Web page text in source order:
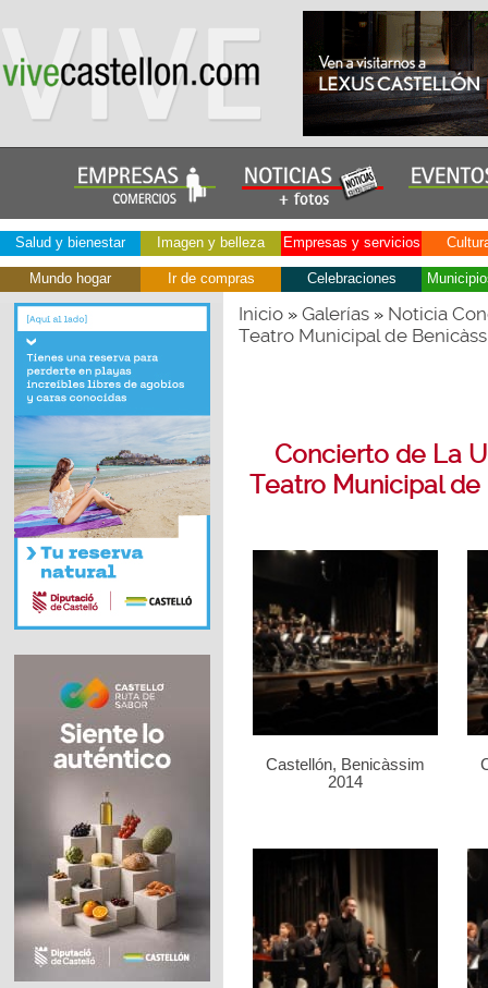
Salud y bienestar Imagen y belleza Empresas y servicios
Mundo hogar Ir de compras Celebraciones
Inicio» Galerías» Noticia
Teatro Municipal de
Concierto de La
Teatro Municipal de
Castellón, Benicàssim
2014